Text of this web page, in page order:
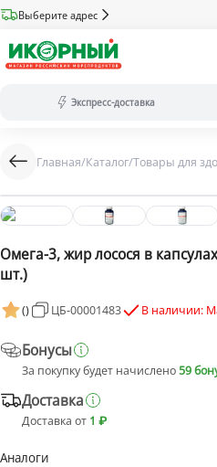
Выберите адрес
Экспресс-доставка
Экспресс-доставка:за 2
Оплата только на сайте.
Доставка со склада:в
(максимальный
Доступны все виды оплат.
Главная/Каталог/Товары для
Омега-3, жир лосося в
шт.)
() ЦБ-00001483 В наличии:
Бонусы
За покупку будет начислено59
Доставка
Доставка от 1 ₽
Аналоги